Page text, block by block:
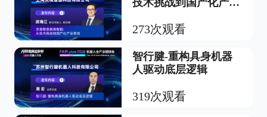
273次观看
智行腱-重构具身机器
人驱动底层逻辑
319次观看